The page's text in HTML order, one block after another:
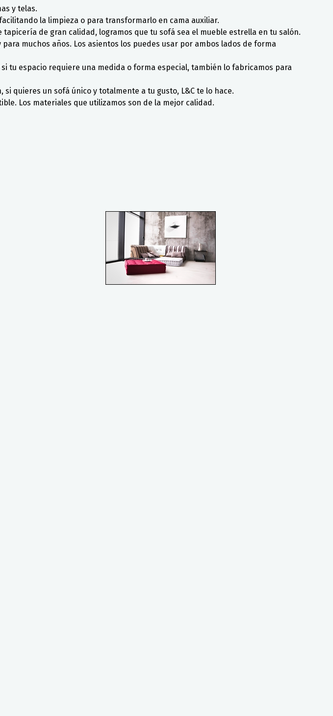
y telas.
la limpieza o para transformarlo en cama auxiliar.
de gran calidad, logramos que tu sofá sea el mueble estrella en tu salón.
muchos años. Los asientos los puedes usar por ambos lados de forma
tu espacio requiere una medida o forma especial, también lo fabricamos para
quieres un sofá único y totalmente a tu gusto, L&C te lo hace.
Los materiales que utilizamos son de la mejor calidad.